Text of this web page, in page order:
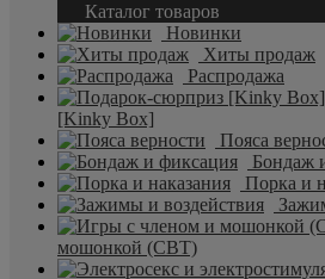
Каталог товаров
Новинки
Хиты продаж
Распродажа
[Kinky Box]
Пояса
Бондаж
Порка и
мошонкой (CBT)